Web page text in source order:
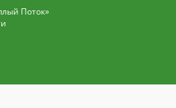
Поток»